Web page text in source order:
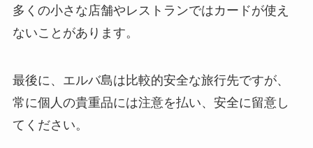
多くの小さな店舗やレストランではカードが使え
ないことがあります。
最後に、エルバ島は比較的安全な旅行先ですが、
常に個人の貴重品には注意を払い、安全に留意し
てください。